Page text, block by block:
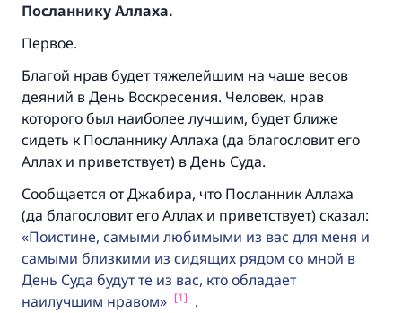
Посланнику Аллаха.
Первое.
Благой нрав будет тяжелейшим на чаше весов
деяний в День Воскресения. Человек, нрав
которого был наиболее лучшим, будет ближе
сидеть к Посланнику Аллаха (да благословит его
Аллах и приветствует) в День Суда.
Сообщается от Джабира, что Посланник Аллаха
(да благословит его Аллах и приветствует) сказал:
Поистине, самыми любимыми из вас для меня и
самыми близкими из сидящих рядом со мной в
День Суда будут те из вас, кто обладает
наилучшим нравом
[1] .